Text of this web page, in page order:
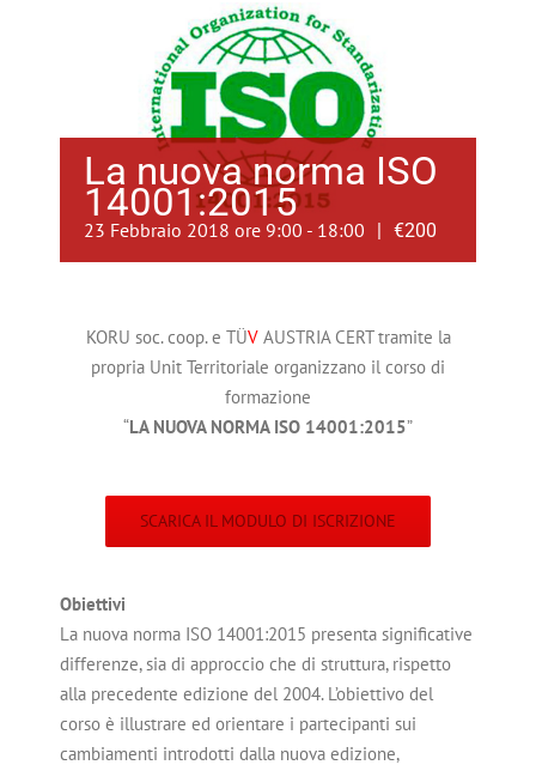
La nuova norma ISO
14001:2015
23 Febbraio 2018 ore 9:00 - 18:00 €200
KORU soc. coop. e TÜVAUSTRIA CERT tramite la
propria Unit Territoriale organizzano il corso di
formazione
“LA NUOVA NORMA ISO 14001:2015”
SCARICA IL MODULO DI ISCRIZIONE
Obiettivi
La nuova norma ISO 14001:2015 presenta significative
differenze, sia di approccio che di struttura, rispetto
alla precedente edizione del 2004. L’obiettivo del
corso è illustrare ed orientare i partecipanti sui
cambiamenti introdotti dalla nuova edizione,